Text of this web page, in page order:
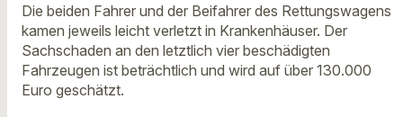
Die beiden Fahrer und der Beifahrer des Rettungswagens
kamen jeweils leicht verletzt in Krankenhäuser. Der
Sachschaden an den letztlich vier beschädigten
Fahrzeugen ist beträchtlich und wird auf über 130.000
Euro geschätzt.